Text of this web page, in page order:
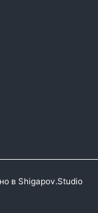
в Shigapov.Studio